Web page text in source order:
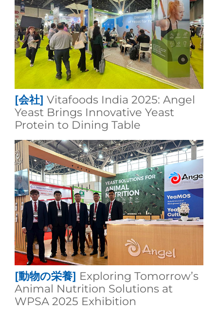
[会社] Vitafoods India 2025: Angel
Yeast Brings Innovative Yeast
Protein to Dining Table
[動物の栄養] Exploring Tomorrow’s
Animal Nutrition Solutions at
WPSA 2025 Exhibition